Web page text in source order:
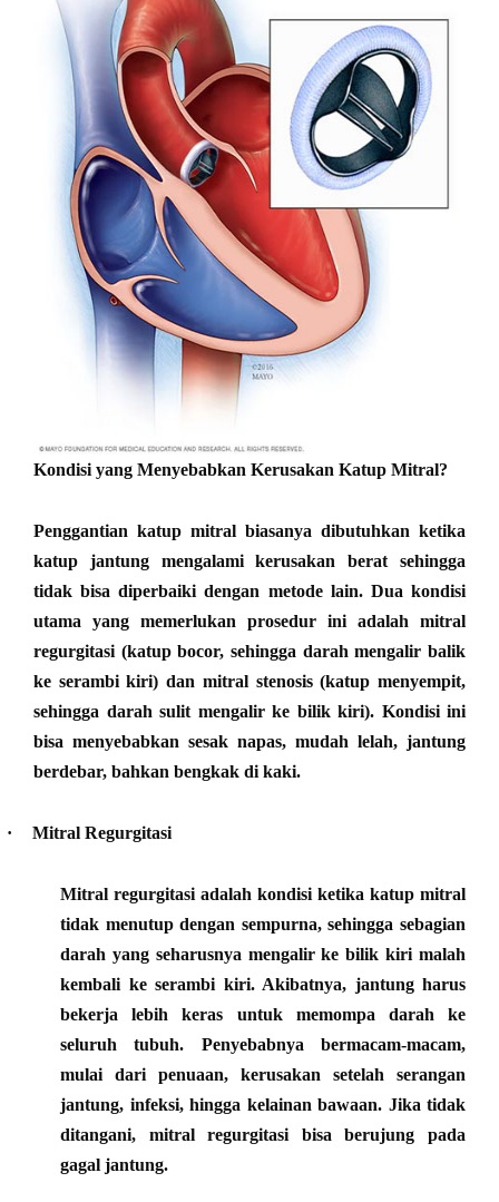
Kondisi yang Menyebabkan Kerusakan Katup Mitral?
Penggantian katup mitral biasanya dibutuhkan ketika
katup jantung mengalami kerusakan berat sehingga
tidak bisa diperbaiki dengan metode lain. Dua kondisi
utama yang memerlukan prosedur ini adalah mitral
regurgitasi (katup bocor, sehingga darah mengalir balik
ke serambi kiri) dan mitral stenosis (katup menyempit,
sehingga darah sulit mengalir ke bilik kiri). Kondisi ini
bisa menyebabkan sesak napas, mudah lelah, jantung
berdebar, bahkan bengkak di kaki.
· Mitral Regurgitasi
Mitral regurgitasi adalah kondisi ketika katup mitral
tidak menutup dengan sempurna, sehingga sebagian
darah yang seharusnya mengalir ke bilik kiri malah
kembali ke serambi kiri. Akibatnya, jantung harus
bekerja lebih keras untuk memompa darah ke
seluruh tubuh. Penyebabnya bermacam-macam,
mulai dari penuaan, kerusakan setelah serangan
jantung, infeksi, hingga kelainan bawaan. Jika tidak
ditangani, mitral regurgitasi bisa berujung pada
gagal jantung.